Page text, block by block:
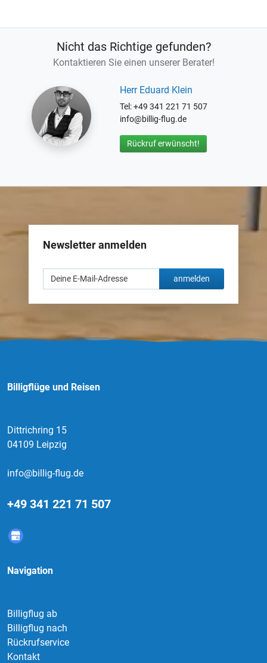
Nicht das Richtige gefunden?
Kontaktieren Sie einen unserer Berater!
Herr Eduard Klein
Tel: +49 341 221 71 507
info@billig-flug.de
Rückruf erwünscht!
Newsletter anmelden
anmelden
Billigflüge und Reisen
Dittrichring 15
04109 Leipzig
info@billig-flug.de
+49 341 221 71 507
Navigation
Billigflug ab
Billigflug nach
Rückrufservice
Kontakt